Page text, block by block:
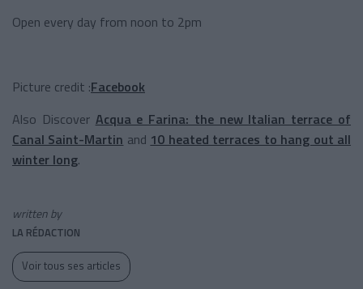
Open every day from noon to 2pm
Picture credit :Facebook
Also Discover Acqua e Farina: the new Italian terrace of
Canal Saint-Martin and 10 heated terraces to hang out all
winter long.
written by
LA RÉDACTION
Voir tous ses articles